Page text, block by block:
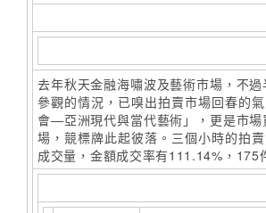
去年秋天金融海嘯波及藝術市場，不
參觀的情況，已嗅出拍賣市場回春的
會—亞洲現代與當代藝術」，更是市
場，競標牌此起彼落。三個小時的拍
成交量，金額成交率有111.14%，